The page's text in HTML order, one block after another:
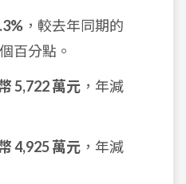
，較去年同期的
百分點。
5,722 萬元 ，年減
4,925 萬元 ，年減